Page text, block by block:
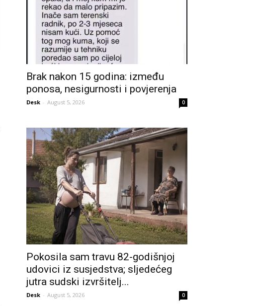
Brak nakon 15 godina: između
ponosa, nesigurnosti i povjerenja
Desk - August 5, 2026 0
Pokosila sam travu 82-godišnjoj
udovici iz susjedstva; sljedećeg
jutra sudski izvršitelj...
Desk - August 5, 2026 0